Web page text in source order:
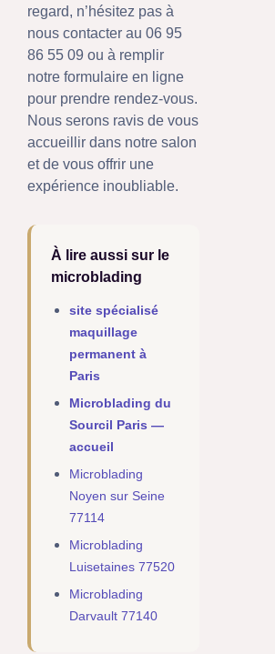
regard, n’hésitez pas à
nous contacter au 06 95
86 55 09 ou à remplir
notre formulaire en ligne
pour prendre rendez-vous.
Nous serons ravis de vous
accueillir dans notre salon
et de vous offrir une
expérience inoubliable.
À lire aussi sur le
microblading
site spécialisé
maquillage
permanent à
Paris
Microblading du
Sourcil Paris —
accueil
Microblading
Noyen sur Seine
77114
Microblading
Luisetaines 77520
Microblading
Darvault 77140